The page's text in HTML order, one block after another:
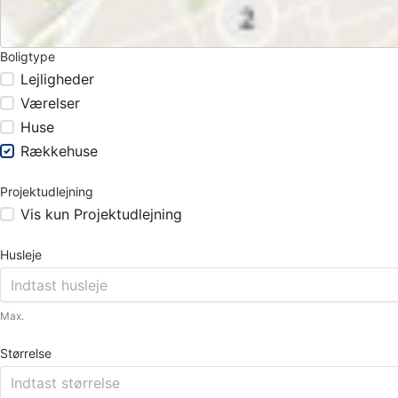
Boligtype
Lejligheder
Værelser
Huse
Rækkehuse
Projektudlejning
Vis kun Projektudlejning
Husleje
Max.
Størrelse